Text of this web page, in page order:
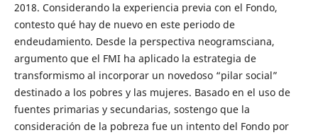
2018. Considerando la experiencia previa con el Fondo,
contesto qué hay de nuevo en este periodo de
endeudamiento. Desde la perspectiva neogramsciana,
argumento que el FMI ha aplicado la estrategia de
transformismo al incorporar un novedoso “pilar social”
destinado a los pobres y las mujeres. Basado en el uso de
fuentes primarias y secundarias, sostengo que la
consideración de la pobreza fue un intento del Fondo por